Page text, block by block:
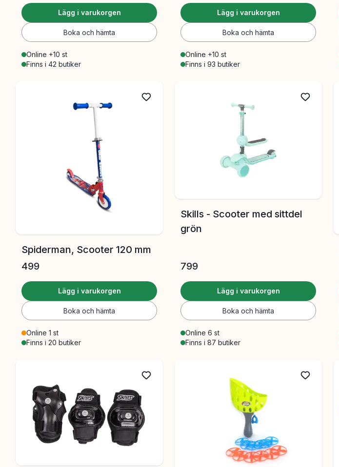
Lägg i varukorgen
Boka och hämta
Online +10 st
Finns i 42 butiker
Lägg i varukorgen
Boka och hämta
Online +10 st
Finns i 93 butiker
Spiderman, Scooter 120 mm
499
Lägg i varukorgen
Boka och hämta
Online 1 st
Finns i 20 butiker
Skills - Scooter med sittdel
grön
799
Lägg i varukorgen
Boka och hämta
Online 6 st
Finns i 87 butiker